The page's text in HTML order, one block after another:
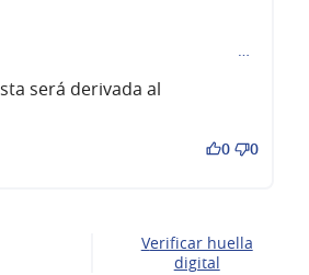
…
será derivada al
0 0
Verificar huella
digital